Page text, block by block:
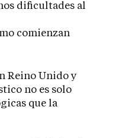
dificultades al
comienzan
Reino Unido y
no es solo
que la